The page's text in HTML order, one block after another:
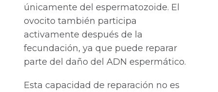
únicamente del espermatozoide. El
ovocito también participa
activamente después de la
fecundación, ya que puede reparar
parte del daño del ADN espermático.
Esta capacidad de reparación no es